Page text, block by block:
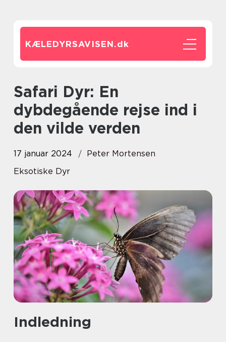
KÆLEDYRSAVISEN.dk
Safari Dyr: En
dybdegående rejse ind i
den vilde verden
17 januar 2024
Peter Mortensen
Eksotiske Dyr
Indledning